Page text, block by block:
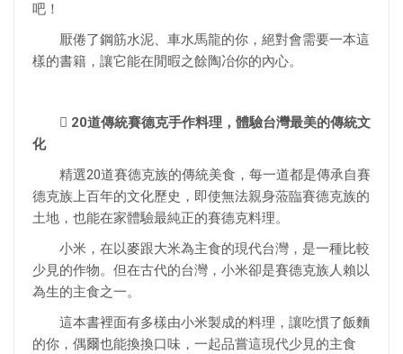
吧！
厭倦了鋼筋水泥、車水馬龍的你，絕對會需要一本這
樣的書籍，讓它能在閒暇之餘陶冶你的內心。
 20道傳統賽德克手作料理，體驗台灣最美的傳統文
化
精選20道賽德克族的傳統美食，每一道都是傳承自賽
德克族上百年的文化歷史，即使無法親身蒞臨賽德克族的
土地，也能在家體驗最純正的賽德克料理。
小米，在以麥跟大米為主食的現代台灣，是一種比較
少見的作物。但在古代的台灣，小米卻是賽德克族人賴以
為生的主食之一。
這本書裡面有多樣由小米製成的料理，讓吃慣了飯麵
的你，偶爾也能換換口味，一起品嘗這現代少見的主食